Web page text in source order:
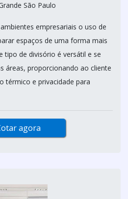
São Paulo
empresariais o uso de
espaços de uma forma mais
tipo de divisório é versátil e se
áreas, proporcionando ao cliente
térmico e privacidade para
agora